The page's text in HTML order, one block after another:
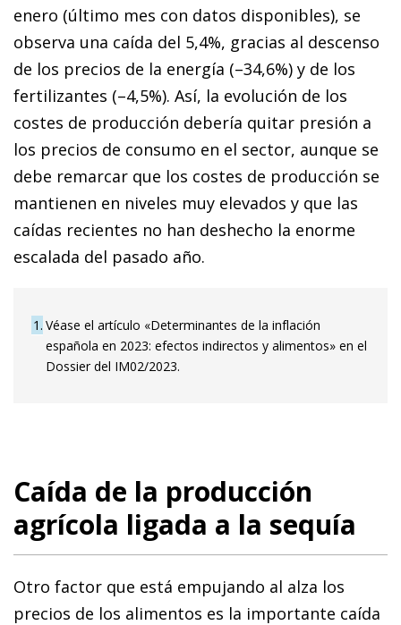
enero (último mes con datos disponibles), se
observa una caída del 5,4%, gracias al descenso
de los precios de la energía (–34,6%) y de los
fertilizantes (–4,5%). Así, la evolución de los
costes de producción debería quitar presión a
los precios de consumo en el sector, aunque se
debe remarcar que los costes de producción se
mantienen en niveles muy elevados y que las
caídas recientes no han deshecho la enorme
escalada del pasado año.
1 Véase el artículo «Determinantes de la inflación
española en 2023: efectos indirectos y alimentos» en el
Dossier del IM02/2023.
Caída de la producción
agrícola ligada a la sequía
Otro factor que está empujando al alza los
precios de los alimentos es la importante caída